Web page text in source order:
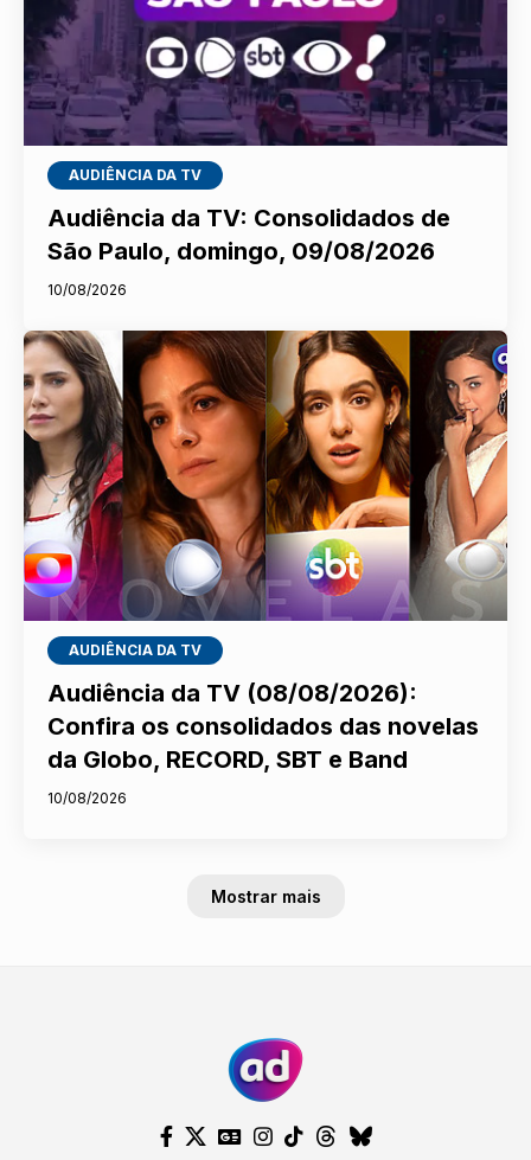
AUDIÊNCIA DA TV
Audiência da TV: Consolidados de
São Paulo, domingo, 09/08/2026
10/08/2026
AUDIÊNCIA DA TV
Audiência da TV (08/08/2026):
Confira os consolidados das novelas
da Globo, RECORD, SBT e Band
10/08/2026
Mostrar mais